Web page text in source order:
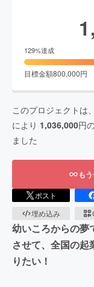
129%達成
目標金額800,000円
このプロジェクトは、
により 1,036,000円
ました
も
ポスト
埋め込み
幼いころからの夢
させて、全国の
りたい！